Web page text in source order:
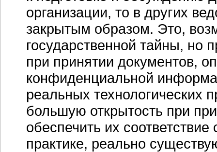
организации, то в других
закрытым образом. Это,
государственной тайны, но
при принятии документов,
конфиденциальной
реальных технологических
большую открытость при
обеспечить их
практике, реально